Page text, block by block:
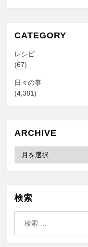
CATEGORY
レシピ
(67)
日々の事
(4,381)
ARCHIVE
Archive
検索